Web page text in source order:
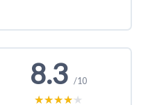
8.3 /10
★★★★★
★★★★★